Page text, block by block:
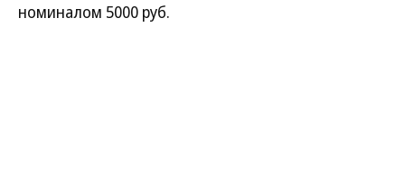
номиналом 5000 руб.